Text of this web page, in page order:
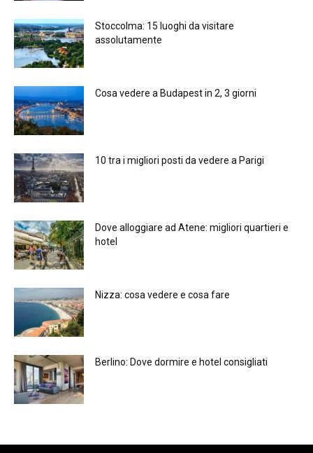
Stoccolma: 15 luoghi da visitare
assolutamente
Cosa vedere a Budapest in 2, 3 giorni
10 tra i migliori posti da vedere a Parigi
Dove alloggiare ad Atene: migliori quartieri e
hotel
Nizza: cosa vedere e cosa fare
Berlino: Dove dormire e hotel consigliati